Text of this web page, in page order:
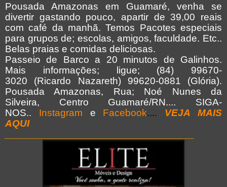
Pousada Amazonas em Guamaré, venha se
divertir gastando pouco, apartir de 39,00 reais
com café da manhã. Temos Pacotes especiais
para grupos de; escolas, amigos, faculdade. Etc..
Belas praias e comidas deliciosas.
Passeio de Barco a 20 minutos de Galinhos.
Mais informações; ligue; (84) 99670-
3020 (Ricardo Nazareth) 99620-0881 (Glória).
Pousada Amazonas, Rua; Noé Nunes da
Silveira, Centro Guamaré/RN.... SIGA-
NOS..
Instagram e Facebook.... VEJA MAIS
AQUI